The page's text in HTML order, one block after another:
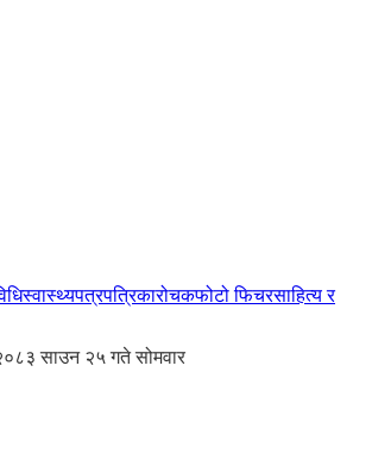
स्वास्थ्यपत्रपत्रिकारोचकफोटो फिचरसाहित्य र
साउन २५ गते सोमवार